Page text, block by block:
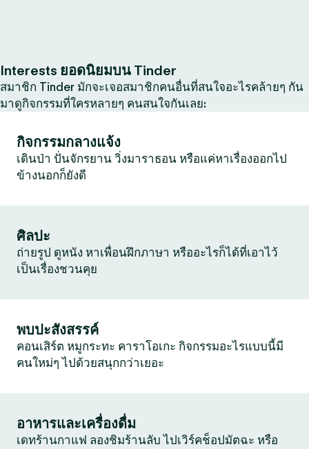
Interests ยอดนิยมบน Tinder
สมาชิก Tinder มักจะเจอสมาชิกคนอื่นที่สนใจอะไรคล้ายๆ กัน
มาดูกิจกรรมที่ใครหลายๆ คนสนใจกันเลย:
กิจกรรมกลางแจ้ง
เดินป่า ปั่นจักรยาน วิ่งมาราธอน หรือแค่หาเรื่องออกไป
ข้างนอกก็ยังดี
ศิลปะ
ถ่ายรูป ดูหนัง หาเพื่อนฝึกภาษา หรืออะไรก็ได้ที่เอาไว้
เป็นเรื่องชวนคุย
พบปะสังสรรค์
คอนเสิร์ต หมูกระทะ คาราโอเกะ กิจกรรมอะไรแบบนี้มี
คนใหม่ๆ ไปด้วยสนุกกว่าเยอะ
อาหารและเครื่องดื่ม
เดทร้านกาแฟ ลองชิมร้านลับ ไปเวิร์คช็อปมัตฉะ หรือ